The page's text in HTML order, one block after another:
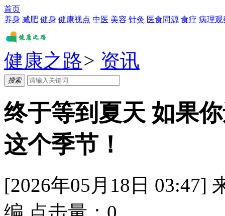
首页
养身 减肥 健身 健康视点 中医 美容 针灸 医食同源 食疗 病理观
健康之路> 资讯
搜索
终于等到夏天 如果
这个季节！
[2026年05月18日 03:47]